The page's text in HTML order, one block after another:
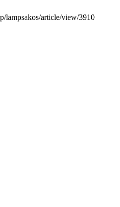
lampsakos/article/view/3910